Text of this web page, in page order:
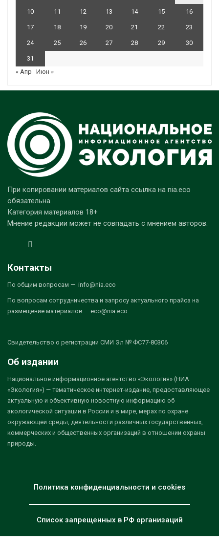
10 11 12 13 14 15 16
17 18 19 20 21 22 23
24 25 26 27 28 29 30
31
« Апр
Июн »
При копировании материалов сайта ссылка на nia.eco
обязательна.
Категория материалов 18+
Мнение редакции может не совпадать с мнением авторов.
Контакты
По общим вопросам — info@nia.eco
По вопросам сотрудничества и запросу актуального прайса на
размещение материалов — eco@nia.eco
Свидетельство о регистрации СМИ Эл № ФС77-80306
Об издании
Национальное информационное агентство «Экология» (НИА
«Экология») — тематическое интернет-издание, предоставляющее
актуальную и объективную новостную информацию об
экологической ситуации в России и в мире, мерах по охране
окружающей среды, деятельности различных государственных,
коммерческих и общественных организаций в отношении охраны
природы.
Политика конфиденциальности и cookies
Список запрещенных в РФ организаций